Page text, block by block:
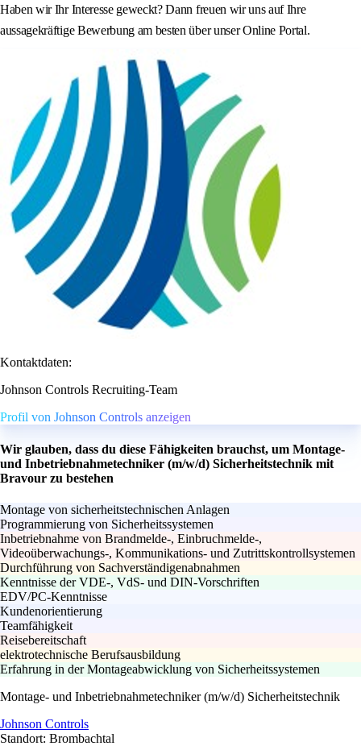
Haben wir Ihr Interesse geweckt? Dann freuen wir uns auf Ihre
aussagekräftige Bewerbung am besten über unser Online Portal.
Kontaktdaten:
Johnson Controls Recruiting-Team
Profil von Johnson Controls anzeigen
Wir glauben, dass du diese Fähigkeiten brauchst, um Montage-
und Inbetriebnahmetechniker (m/w/d) Sicherheitstechnik mit
Bravour zu bestehen
Montage von sicherheitstechnischen Anlagen
Programmierung von Sicherheitssystemen
Inbetriebnahme von Brandmelde-, Einbruchmelde-,
Videoüberwachungs-, Kommunikations- und Zutrittskontrollsystemen
Durchführung von Sachverständigenabnahmen
Kenntnisse der VDE-, VdS- und DIN-Vorschriften
EDV/PC-Kenntnisse
Kundenorientierung
Teamfähigkeit
Reisebereitschaft
elektrotechnische Berufsausbildung
Erfahrung in der Montageabwicklung von Sicherheitssystemen
Montage- und Inbetriebnahmetechniker (m/w/d) Sicherheitstechnik
Johnson Controls
Standort: Brombachtal